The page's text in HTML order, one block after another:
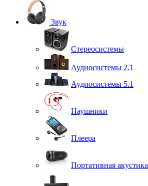
Звук
Стереосистемы
Аудиосистемы 2.1
Аудиосистемы 5.1
Наушники
Плеера
Портативная акустика